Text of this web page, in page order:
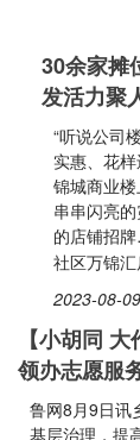
30余家摊
发活力聚
“听说公司
实惠、花
锦城商业
串串闪亮
的店铺招
社区万锦汇
2023-08-
【小胡同
领办志愿服
鲁网8月9日讯
基层治理，提